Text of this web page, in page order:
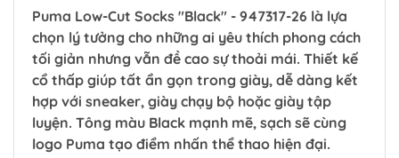
Puma Low-Cut Socks "Black" - 947317-26 là lựa
chọn lý tưởng cho những ai yêu thích phong cách
tối giản nhưng vẫn đề cao sự thoải mái. Thiết kế
cổ thấp giúp tất ẩn gọn trong giày, dễ dàng kết
hợp với sneaker, giày chạy bộ hoặc giày tập
luyện. Tông màu Black mạnh mẽ, sạch sẽ cùng
logo Puma tạo điểm nhấn thể thao hiện đại.